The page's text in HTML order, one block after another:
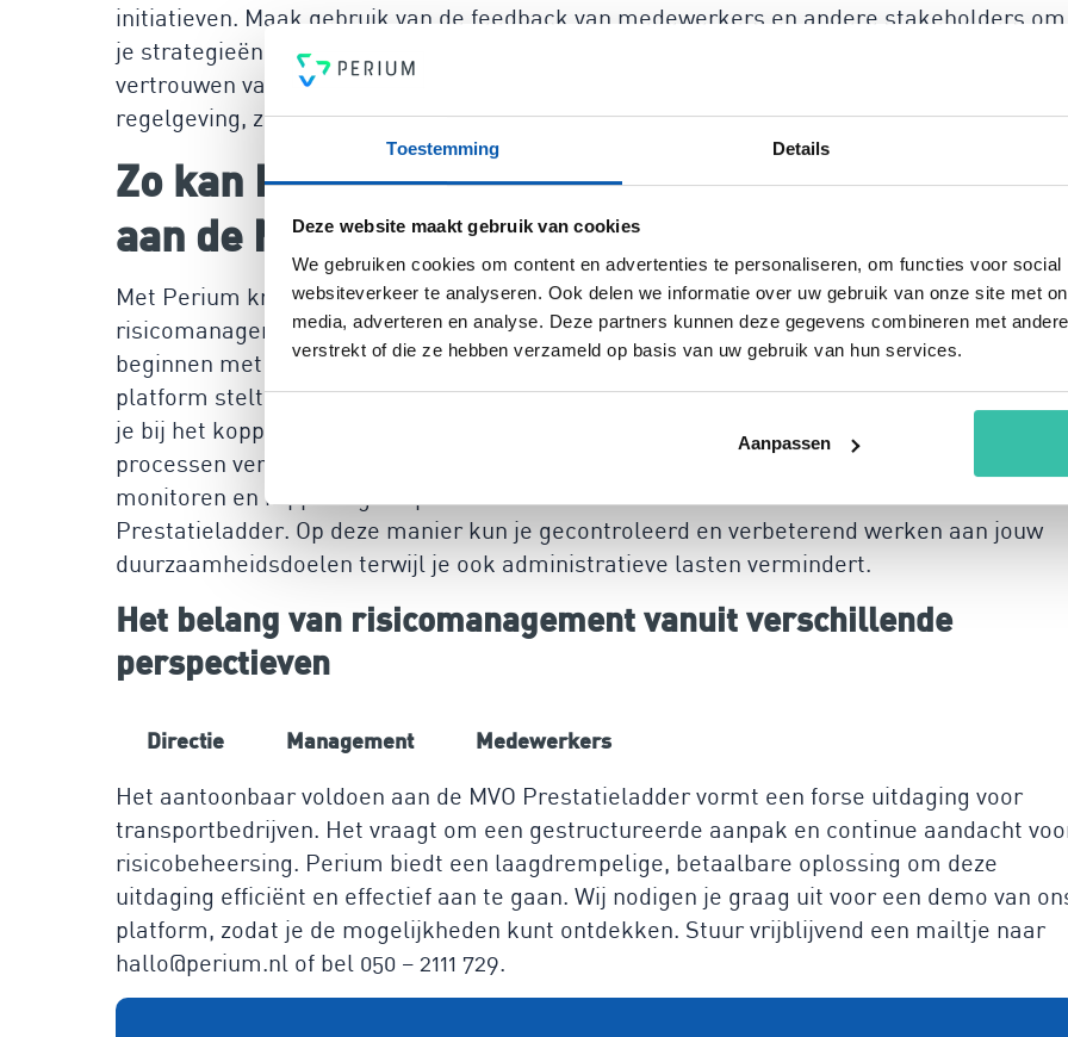
Toestemming Details
Deze website maakt gebruik van cookies
We gebruiken cookies om content en advertenties te personaliseren, om functies voor
websiteverkeer te analyseren. Ook delen we informatie over uw gebruik van onze site met
media, adverteren en analyse. Deze partners kunnen deze gegevens combineren met
verstrekt of die ze hebben verzameld op basis van uw gebruik van hun services.
Aanpassen
initiatieven. Maak gebruik van de feedback van medewerkers en andere stakeholders om
je strategieën te verbeteren. Door transparant te zijn over je voortgang vergroot je ook
vertrouwen van klanten en partners. Zorg ervoor dat je up-to-date blijft met wet- en
regelgeving, zodat alle aspecten van je MVO-beleid compliant zijn.
Zo kan Perium jou helpen eenvoudig en efficiënt
aan de MVO Prestatieladder voldoen
Met Perium krijg je toegang tot het meest gebruiksvriendelijke
risicomanagementplatform. Binnen 30 minuten ben je operationeel en kun je direct
beginnen met het beheren van je MVO-prestaties. Geen dure consultancy nodig; ons
platform stelt je in staat om gebruik te maken van bestaande oplossingen. Perium helpt
je bij het koppelen van risico’s aan beheersmaatregelen, wat de efficiency van je
processen vergroot. Het biedt je de mogelijkheid om in realtime jouw MVO-initiatieven te
monitoren en rapportages op te stellen die voldoen aan de eisen van de MVO
Prestatieladder. Op deze manier kun je gecontroleerd en verbeterend werken aan jouw
duurzaamheidsdoelen terwijl je ook administratieve lasten vermindert.
Het belang van risicomanagement vanuit verschillende
perspectieven
Directie Management Medewerkers
Het aantoonbaar voldoen aan de MVO Prestatieladder vormt een forse uitdaging voor
transportbedrijven. Het vraagt om een gestructureerde aanpak en continue aandacht
risicobeheersing. Perium biedt een laagdrempelige, betaalbare oplossing om deze
uitdaging efficiënt en effectief aan te gaan. Wij nodigen je graag uit voor een demo van
platform, zodat je de mogelijkheden kunt ontdekken. Stuur vrijblijvend een mailtje naar
hallo@perium.nl of bel 050 – 2111 729.